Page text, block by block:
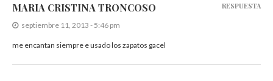
MARIA CRISTINA TRONCOSO
septiembre 11, 2013 - 5:46 pm
me encantan siempre e usado los zapatos gacel
RESPUESTA